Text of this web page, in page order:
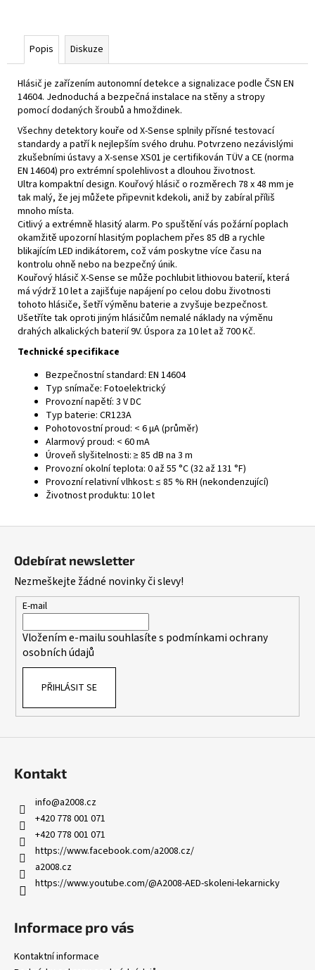
Popis Diskuze
Hlásič je zařízením autonomní detekce a signalizace podle ČSN EN
14604. Jednoduchá a bezpečná instalace na stěny a stropy
pomocí dodaných šroubů a hmoždinek.
Všechny detektory kouře od X-Sense splnily přísné testovací
standardy a patří k nejlepším svého druhu. Potvrzeno nezávislými
zkušebními ústavy a X-sense XS01 je certifikován TÜV a CE (norma
EN 14604) pro extrémní spolehlivost a dlouhou životnost.
Ultra kompaktní design. Kouřový hlásič o rozměrech 78 x 48 mm je
tak malý, že jej můžete připevnit kdekoli, aniž by zabíral příliš
mnoho místa.
Citlivý a extrémně hlasitý alarm. Po spuštění vás požární poplach
okamžitě upozorní hlasitým poplachem přes 85 dB a rychle
blikajícím LED indikátorem, což vám poskytne více času na
kontrolu ohně nebo na bezpečný únik.
Kouřový hlásič X-Sense se může pochlubit lithiovou baterií, která
má výdrž 10 let a zajišťuje napájení po celou dobu životnosti
tohoto hlásiče, šetří výměnu baterie a zvyšuje bezpečnost.
Ušetříte tak oproti jiným hlásičům nemalé náklady na výměnu
drahých alkalických baterií 9V. Úspora za 10 let až 700 Kč.
Technické specifikace
Bezpečnostní standard: EN 14604
Typ snímače: Fotoelektrický
Provozní napětí: 3 V DC
Typ baterie: CR123A
Pohotovostní proud: < 6 μA (průměr)
Alarmový proud: < 60 mA
Úroveň slyšitelnosti: ≥ 85 dB na 3 m
Provozní okolní teplota: 0 až 55 °C (32 až 131 °F)
Provozní relativní vlhkost: ≤ 85 % RH (nekondenzující)
Životnost produktu: 10 let
Odebírat newsletter
Nezmeškejte žádné novinky či slevy!
E-mail
Vložením e-mailu souhlasíte s podmínkami ochrany
osobních údajů
PŘIHLÁSIT SE
Kontakt
info@a2008.cz
+420 778 001 071
+420 778 001 071
https://www.facebook.com/a2008.cz/
a2008.cz
https://www.youtube.com/@A2008-AED-skoleni-lekarnicky
Informace pro vás
Kontaktní informace